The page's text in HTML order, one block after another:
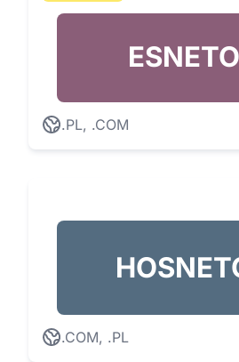
ESNETO
.PL, .COM
.COM, .PL